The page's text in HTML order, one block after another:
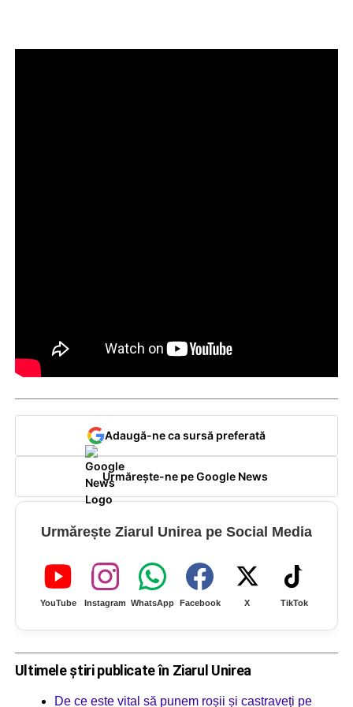
Adaugă-ne ca sursă preferată
Urmărește-ne pe Google News
Urmărește Ziarul Unirea pe Social Media
YouTube Instagram WhatsApp Facebook X TikTok
Ultimele știri publicate în Ziarul Unirea
De ce este vital să punem roșii și castraveți pe